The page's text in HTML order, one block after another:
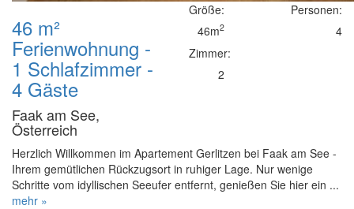
46 m²
Ferienwohnung -
1 Schlafzimmer -
4 Gäste
Faak am See,
Österreich
Größe:
46m2
Zimmer:
2
Personen:
4
Herzlich Willkommen im Apartement Gerlitzen bei Faak am See -
Ihrem gemütlichen Rückzugsort in ruhiger Lage. Nur wenige
Schritte vom idyllischen Seeufer entfernt, genießen Sie hier ein ...
mehr »